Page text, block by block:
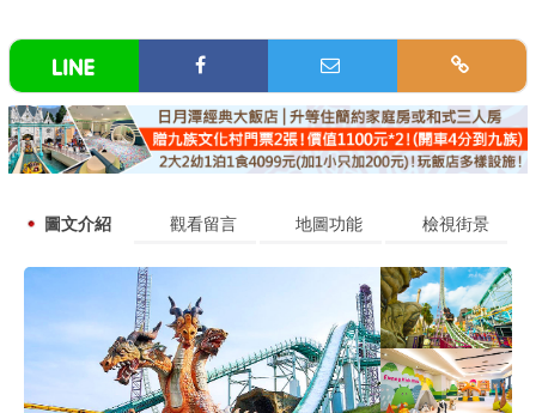
圖文介紹 觀看留言 地圖功能 檢視街景